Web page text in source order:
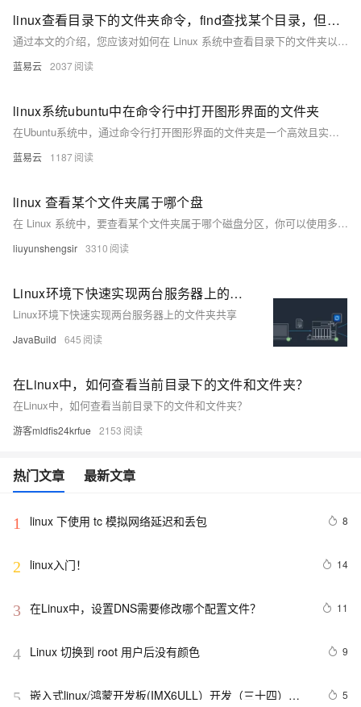
linux查看目录下的文件夹命令，find查找某个目录，但是不包括这个目录本身？
通过本文的介绍，您应该对如何在 Linux 系统中查看目录下的文件夹以及使用 `find` 命令查找特定目录内容并排除该目录本身有了清晰的理解。掌握这些命令和技巧，可以大大提高日常文件管理和查找操作的效率。 在实际应用中，灵活使用这些命令和参数，可以帮助您快速定位和管理文件和目录，满足各种复杂的文件系统操作需求。
蓝易云 2037
linux系统ubuntu中在命令行中打开图形界面的文件夹
在Ubuntu系统中，通过命令行打开图形界面的文件夹是一个高效且实用的操作。无论是使用Nautilus、Dolphin还是Thunar，都可以根据具体桌面环境选择合适的文件管理器。通过上述命令和方法，可以简化日常工作，提高效率。同时，解决权限问题和图形界面问题也能确保操作的顺利进行。掌握这些技巧，可以使Linux操作更加便捷和灵活。
蓝易云 1187
linux 查看某个文件夹属于哪个盘
在 Linux 系统中，要查看某个文件夹属于哪个磁盘分区，你可以使用多种方法。以下是几种常见的方法： 方法一：使用 df 命令 df 命令用于显示文件系统的磁盘空间使用情况。 打开终端。 使用以下命令查看文件夹所属的磁盘分区： bash df -h /path/to/your/folder 其中 /path/to/your/folder 是你要查询的文件夹路径。 示例： bash df -h /home/user/Documents 输出将类似于： Filesystem Size Used Avail Use% Mounted on /dev/sda1
liuyunshengsir 3310
Linux环境下快速实现两台服务器上的文件夹共享
Linux环境下快速实现两台服务器上的文件夹共享
JavaBuild 645
在Linux中，如何查看当前目录下的文件和文件夹？
在Linux中，如何查看当前目录下的文件和文件夹？
游客mldfis24krfue 2153
热门文章 最新文章
1 linux 下使用 tc 模拟网络延迟和丢包 8
2 linux入门！ 14
3 在Linux中，设置DNS需要修改哪个配置文件？ 11
4 Linux 切换到 root 用户后没有颜色 9
5 嵌入式linux/鸿蒙开发板(IMX6ULL）开发（三十四）
5